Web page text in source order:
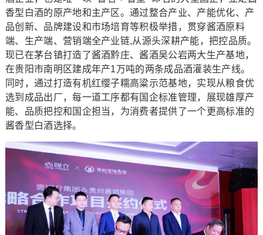
香型白酒的原产地和主产区。通过整合产业、产能优化、产
品创新、品牌建设和市场培育等积极举措，贯穿酱酒原料
端、生产端、营销端全产业链,从源头深耕产能，把控品质。
现已在茅台镇打造了酱酒黔庄、酱酒吴公岩两大生产基地，
在贵阳市南明区建成年产1万吨的两条成品酒灌装生产线。
同时，通过打造有机红缨子糯高粱示范基地，实现从粮食优
选到成品出厂，每一道工序都有国企标准管理，展现雄厚产
能、品质把控和国企担当，为消费者提供了一个更高标准的
酱香型白酒选择。